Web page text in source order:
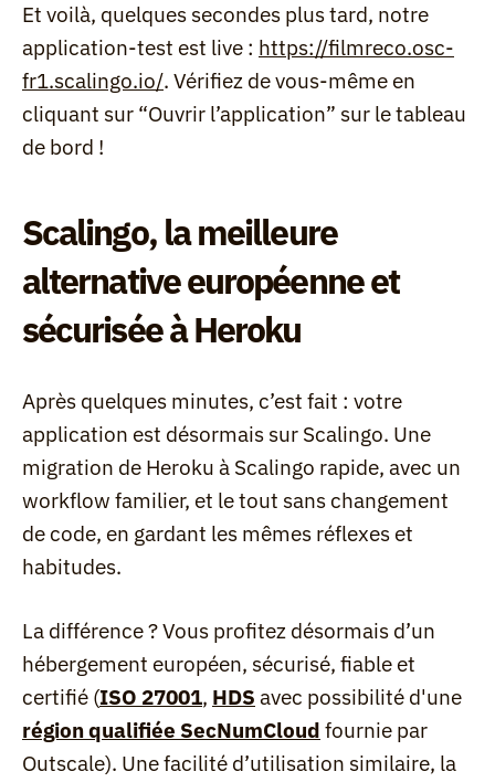
Et voilà, quelques secondes plus tard, notre
application-test est live : https://filmreco.osc-
fr1.scalingo.io/. Vérifiez de vous-même en
cliquant sur “Ouvrir l’application” sur le tableau
de bord !
Scalingo, la meilleure
alternative européenne et
sécurisée à Heroku
Après quelques minutes, c’est fait : votre
application est désormais sur Scalingo. Une
migration de Heroku à Scalingo rapide, avec un
workflow familier, et le tout sans changement
de code, en gardant les mêmes réflexes et
habitudes.
La différence ? Vous profitez désormais d’un
hébergement européen, sécurisé, fiable et
certifié (ISO 27001, HDS
région qualifiée SecNumCloud fournie par
Outscale). Une facilité d’utilisation similaire, la